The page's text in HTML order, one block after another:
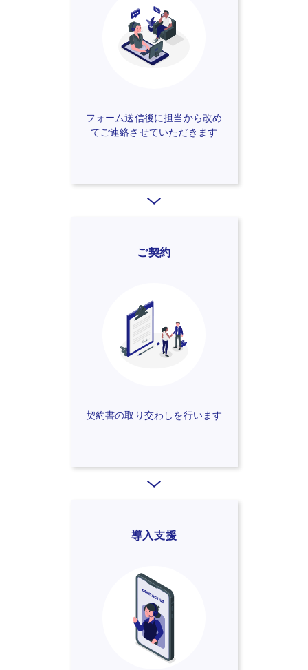
フォーム送信後に担当から改め
てご連絡させていただきます
ご契約
契約書の取り交わしを行います
導入支援